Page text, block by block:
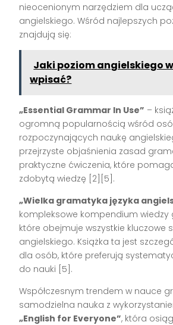
nieocenionym narzędziem dla
angielskiego. Wśród najlepszych
znajdują się:
Jaki poziom angielskiego
wpisać?
„Essential Grammar In Use” –
ogromną popularnością wśród
rozpoczynających naukę
przejrzyste objaśnienia zasad
praktyczne ćwiczenia, które
zdobytą wiedzę [2][5].
„Wielka gramatyka języka
kompleksowe kompendium wiedzy
które obejmuje wszystkie kluczowe
angielskiego. Książka ta jest
dla osób, które preferują
do nauki [5].
Współczesnym trendem w nauce
samodzielna nauka z
„English for Everyone”, która